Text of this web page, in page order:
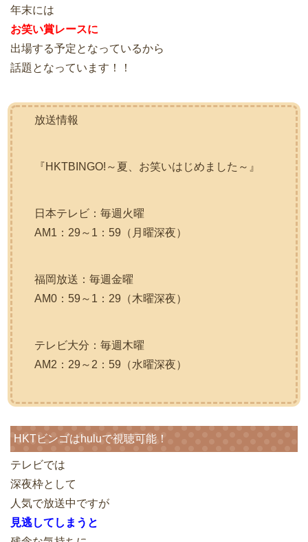
年末には
お笑い賞レースに
出場する予定となっているから
話題となっています！！
放送情報
『HKTBINGO!～夏、お笑いはじめました～』
日本テレビ：毎週火曜
AM1：29～1：59（月曜深夜）
福岡放送：毎週金曜
AM0：59～1：29（木曜深夜）
テレビ大分：毎週木曜
AM2：29～2：59（水曜深夜）
HKTビンゴはhuluで視聴可能！
テレビでは
深夜枠として
人気で放送中ですが
見逃してしまうと